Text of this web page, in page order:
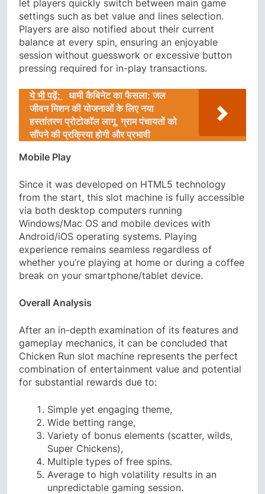
let players quickly switch between main game
settings such as bet value and lines selection.
Players are also notified about their current
balance at every spin, ensuring an enjoyable
session without guesswork or excessive button
pressing required for in-play transactions.
ये भी पढ़ें:
धामी कैबिनेट का फैसला: जल
जीवन मिशन की योजनाओं के लिए नया
हस्तांतरण प्रोटोकॉल लागू, ग्राम पंचायतों को
सौंपने की प्रक्रिया होगी और प्रभावी
Mobile Play
Since it was developed on HTML5 technology
from the start, this slot machine is fully accessible
via both desktop computers running
Windows/Mac OS and mobile devices with
Android/iOS operating systems. Playing
experience remains seamless regardless of
whether you’re playing at home or during a coffee
break on your smartphone/tablet device.
Overall Analysis
After an in-depth examination of its features and
gameplay mechanics, it can be concluded that
Chicken Run slot machine represents the perfect
combination of entertainment value and potential
for substantial rewards due to:
Simple yet engaging theme,
Wide betting range,
Variety of bonus elements (scatter, wilds,
Super Chickens),
Multiple types of free spins.
Average to high volatility results in an
unpredictable gaming session.